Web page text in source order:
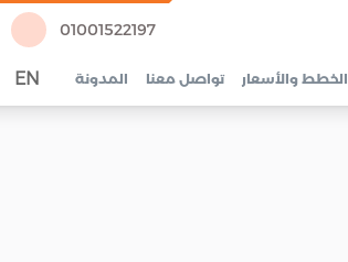
01001522197
الخطط والأسعار تواصل معنا المدونة EN